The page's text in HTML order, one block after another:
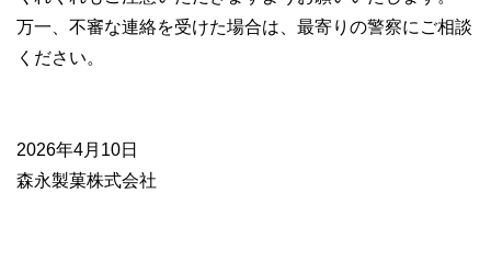
万一、不審な連絡を受けた場合は、最寄りの警察にご相談
ください。
2026年4月10日
森永製菓株式会社